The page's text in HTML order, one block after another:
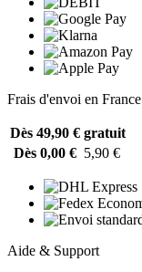
Frais d'envoi en France
Dès 49,90 € gratuit
Dès 0,00 € 5,90 €
Aide & Support